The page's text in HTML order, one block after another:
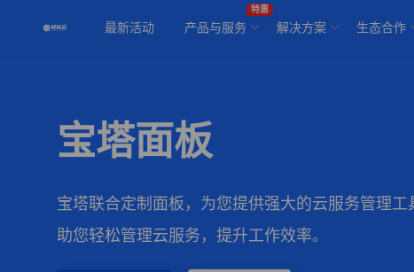
最新活动 产品与服务
特惠
解决方案 生态合作
宝塔面板
宝塔联合定制面板，为您提供强大的云服务管理工
助您轻松管理云服务，提升工作效率。